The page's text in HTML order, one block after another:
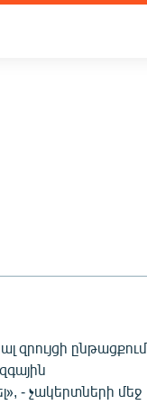
զրույցի ընթացքում,
- չակերտների մեջ